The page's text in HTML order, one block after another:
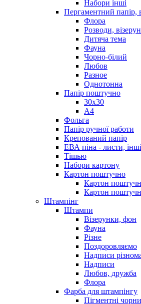
Набори інші
Пергаментний папір,
Флора
Розводи,
Дитяча тема
Фауна
Чорно-білий
Любов
Разное
Однотонна
Папір поштучно
30х30
А4
Фольга
Папір ручної работи
Крепований папір
ЕВА піна - листи,
Тішью
Набори картону
Картон поштучно
Картон
Картон
Штампінг
Штампи
Візерунки, фон
Фауна
Різне
Поздоровляємо
Надписи
Надписи
Любов, дружба
Флора
Фарба для штампінгу
Пігментні